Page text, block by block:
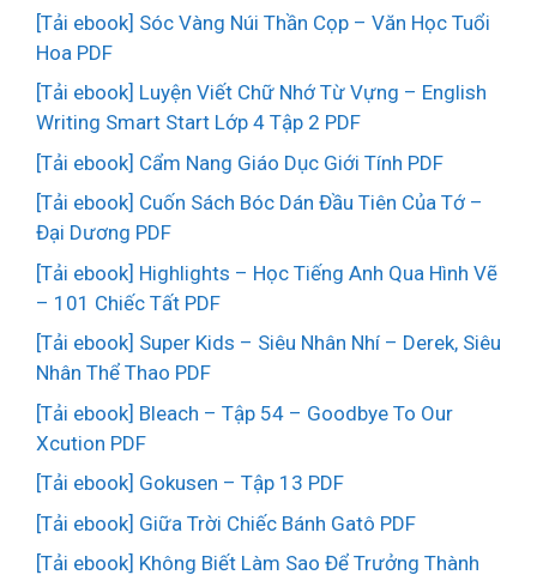
[Tải ebook] Sóc Vàng Núi Thần Cọp – Văn Học Tuổi
Hoa PDF
[Tải ebook] Luyện Viết Chữ Nhớ Từ Vựng – English
Writing Smart Start Lớp 4 Tập 2 PDF
[Tải ebook] Cẩm Nang Giáo Dục Giới Tính PDF
[Tải ebook] Cuốn Sách Bóc Dán Đầu Tiên Của Tớ –
Đại Dương PDF
[Tải ebook] Highlights – Học Tiếng Anh Qua Hình Vẽ
– 101 Chiếc Tất PDF
[Tải ebook] Super Kids – Siêu Nhân Nhí – Derek, Siêu
Nhân Thể Thao PDF
[Tải ebook] Bleach – Tập 54 – Goodbye To Our
Xcution PDF
[Tải ebook] Gokusen – Tập 13 PDF
[Tải ebook] Giữa Trời Chiếc Bánh Gatô PDF
[Tải ebook] Không Biết Làm Sao Để Trưởng Thành